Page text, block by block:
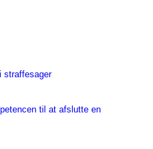
straffesager
til at afslutte en